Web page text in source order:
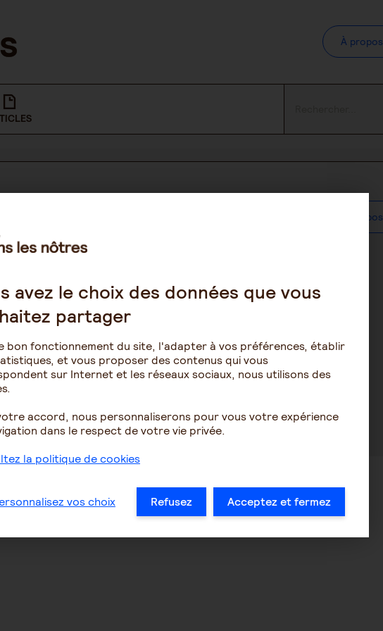
À propos
À propos
avez le choix des données que vous
partager
bon fonctionnement du site, l'adapter à vos préférences, établir
et vous proposer des contenus qui vous
sur Internet et les réseaux sociaux, nous utilisons des
accord, nous personnaliserons pour vous votre expérience
dans le respect de votre vie privée.
la politique de cookies
vos choix Refusez Acceptez et fermez